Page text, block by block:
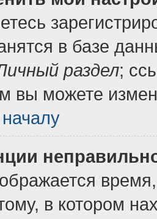
в базе
раздел;
вы можете
в котором